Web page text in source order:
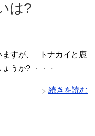
は?
ますが、 トナカイと鹿
うか? ・・・
続きを読む